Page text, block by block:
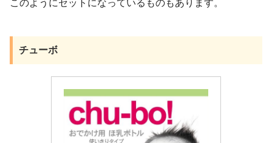
このようにセットになっているものもあります。
チューボ